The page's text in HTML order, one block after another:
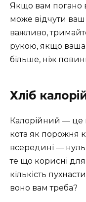
Якщо вам погано
може відчути
важливо,
рукою, якщо ваша
більше, ніж
Хліб
Калорійний — це
кота як порожня
всередині — нуль
те що корисні для
кількість
воно вам треба?